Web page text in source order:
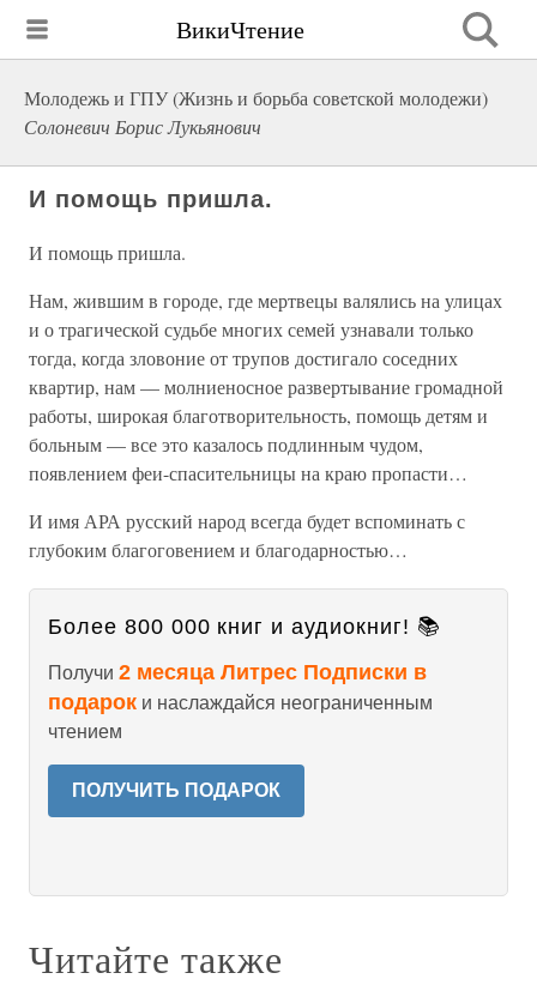
ВикиЧтение
Молодежь и ГПУ (Жизнь и борьба совeтской молодежи)
Солоневич Борис Лукьянович
И помощь пришла.
И помощь пришла.
Нам, жившим в городе, где мертвецы валялись на улицах
и о трагической судьбе многих семей узнавали только
тогда, когда зловоние от трупов достигало соседних
квартир, нам — молниеносное развертывание громадной
работы, широкая благотворительность, помощь детям и
больным — все это казалось подлинным чудом,
появлением феи-спасительницы на краю пропасти…
И имя АРА русский народ всегда будет вспоминать с
глубоким благоговением и благодарностью…
Более 800 000 книг и аудиокниг! 📚
Получи 2 месяца Литрес Подписки в
подарок и наслаждайся неограниченным
чтением
ПОЛУЧИТЬ ПОДАРОК
Читайте также